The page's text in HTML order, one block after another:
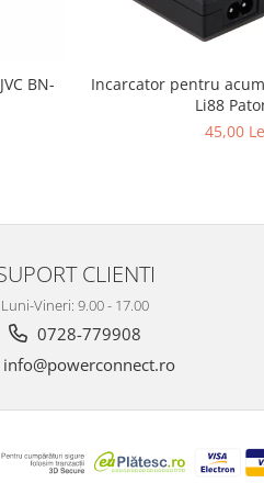
BN-
Incarcator pentru
Li88
45,00
CLIENTI
Luni-Vineri: 9.00 - 17.00
0728-779908
info@powerconnect.ro